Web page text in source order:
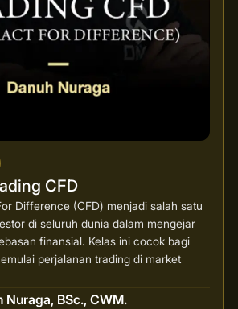
CFD
Difference (CFD) menjadi salah satu
di seluruh dunia dalam mengejar
finansial. Kelas ini cocok bagi
perjalanan trading di market
Nuraga, BSc., CWM.